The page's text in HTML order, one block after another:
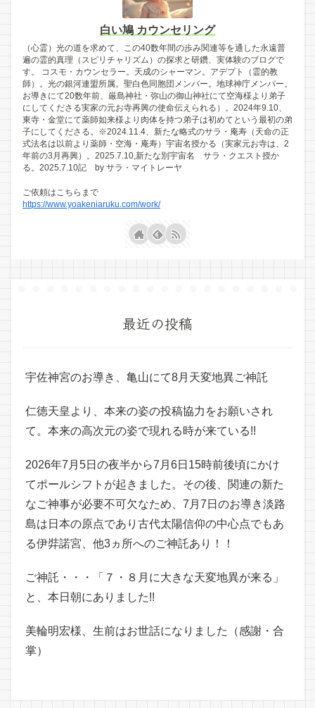
白い鳩 カウンセリング
（心霊）光の道を求めて、この40数年間の歩み関連等を通した永遠普
遍の霊的真理（スピリチャリズム）の探求と研鑽、実体験のブログで
す。 コスモ・カウンセラー。天成のシャーマン。アデプト（霊的教
師）。光の銀河連盟所属。聖白色同胞団メンバー。地球神庁メンバー。
お導きにて20数年前、厳島神社・弥山の御山神社にて空海様より弟子
にしてくださる実家の元お寺再興の使命伝えられる）。2024年9.10、
東寺・金堂にて薬師如来様より肉体を持つ弟子は初めてという最初の弟
子にしてくださる。※2024.11.4、新たな略式のサラ・庵寿（天命の正
式法名は以前より薬師・空海・庵寿）宇宙名授かる（実家元お寺は、2
年前の3月再興）。2025.7.10,新たな別宇宙名 サラ・クエスト授か
る。2025.7.10記 by サラ・マイトレーヤ
ご依頼はこちらまで
https://www.yoakeniaruku.com/work/
最近の投稿
宇佐神宮のお導き、亀山にて8月天変地異ご神託
仁徳天皇より、本来の姿の投稿協力をお願いされ
て。本来の高次元の姿で現れる時が来ている!!
2026年7月5日の夜半から7月6日15時前後頃にかけ
てポールシフトが起きました。その後、関連の新た
なご神事が必要不可欠なため、7月7日のお導き淡路
島は日本の原点であり古代太陽信仰の中心点でもあ
る伊弉諾宮、他3ヵ所へのご神託あり！！
ご神託・・・「７・８月に大きな天変地異が来る」
と、本日朝にありました!!
美輪明宏様、生前はお世話になりました（感謝・合
掌）